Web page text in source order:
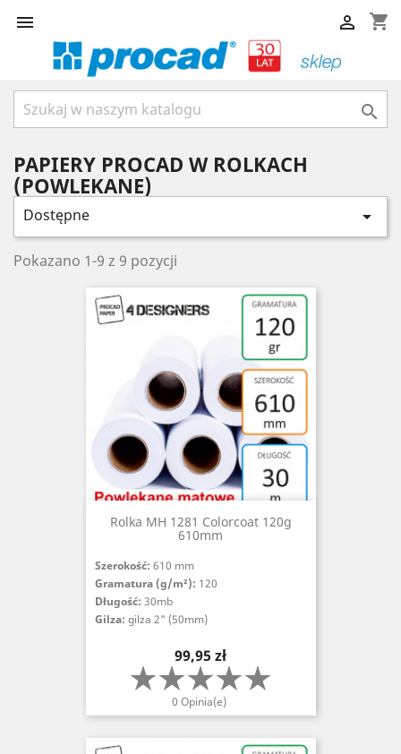
 shopping_cart


PAPIERY PROCAD W ROLKACH
(POWLEKANE)
Dostępne 
Pokazano 1-9 z 9 pozycji
Rolka MH 1281 Colorcoat 120g
610mm
Szerokość: 610 mm
Gramatura (g/m²): 120
Długość: 30mb
Gilza: gilza 2" (50mm)
Cena
99,95 zł
0 Opinia(e)